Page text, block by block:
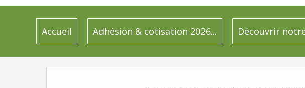
Accueil Adhésion & cotisation 2026... Découvrir notre